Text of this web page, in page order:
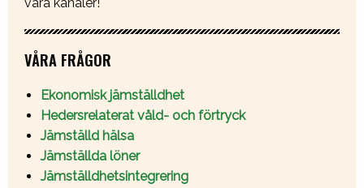
våra kanaler!
VÅRA FRÅGOR
Ekonomisk jämställdhet
Hedersrelaterat våld- och förtryck
Jämställd hälsa
Jämställda löner
Jämställdhetsintegrering